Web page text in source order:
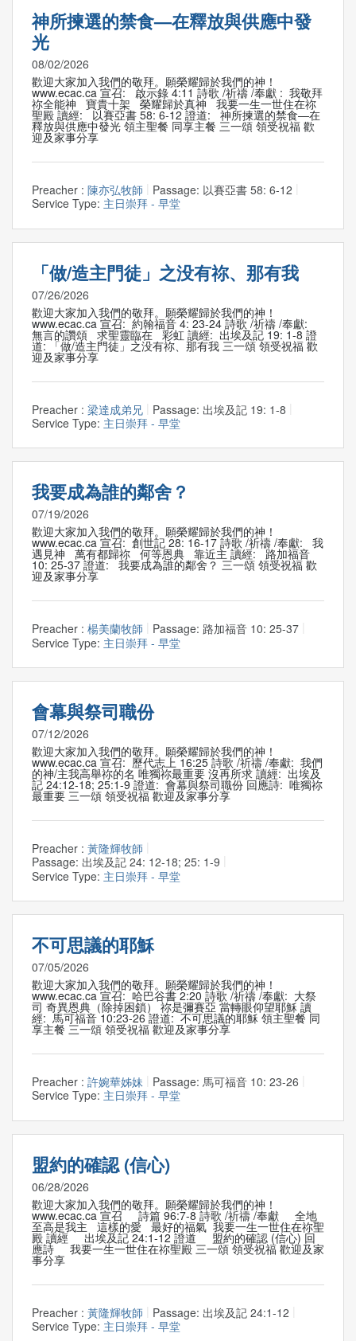
神所揀選的禁食—在釋放與供應中發
光
08/02/2026
歡迎大家加入我們的敬拜。願榮耀歸於我們的神！
www.ecac.ca 宣召: 啟示錄 4:11 詩歌 /祈禱 /奉獻 : 我敬拜
祢全能神 寶貴十架 榮耀歸於真神 我要一生一世住在祢
聖殿 讀經: 以賽亞書 58: 6-12 證道: 神所揀選的禁食—在
釋放與供應中發光 領主聖餐 同享主餐 三一頌 領受祝福 歡
迎及家事分享
Preacher : 陳亦弘牧師 Passage: 以賽亞書 58: 6-12
Service Type: 主日崇拜 - 早堂
「做/造主門徒」之没有祢、那有我
07/26/2026
歡迎大家加入我們的敬拜。願榮耀歸於我們的神！
www.ecac.ca 宣召: 約翰福音 4: 23-24 詩歌 /祈禱 /奉獻:
無言的讚頌 求聖靈臨在 彩虹 讀經: 出埃及記 19: 1-8 證
道: 「做/造主門徒」之没有祢、那有我 三一頌 領受祝福 歡
迎及家事分享
Preacher : 梁達成弟兄 Passage: 出埃及記 19: 1-8
Service Type: 主日崇拜 - 早堂
我要成為誰的鄰舍？
07/19/2026
歡迎大家加入我們的敬拜。願榮耀歸於我們的神！
www.ecac.ca 宣召: 創世記 28: 16-17 詩歌 /祈禱 /奉獻: 我
遇見神 萬有都歸祢 何等恩典 靠近主 讀經: 路加福音
10: 25-37 證道: 我要成為誰的鄰舍？ 三一頌 領受祝福 歡
迎及家事分享
Preacher : 楊美蘭牧師 Passage: 路加福音 10: 25-37
Service Type: 主日崇拜 - 早堂
會幕與祭司職份
07/12/2026
歡迎大家加入我們的敬拜。願榮耀歸於我們的神！
www.ecac.ca 宣召: 歷代志上 16:25 詩歌 /祈禱 /奉獻: 我們
的神/主我高舉祢的名 唯獨祢最重要 沒再所求 讀經: 出埃及
記 24:12-18; 25:1-9 證道: 會幕與祭司職份 回應詩: 唯獨祢
最重要 三一頌 領受祝福 歡迎及家事分享
Preacher : 黃隆輝牧師
Passage: 出埃及記 24: 12-18; 25: 1-9
Service Type: 主日崇拜 - 早堂
不可思議的耶穌
07/05/2026
歡迎大家加入我們的敬拜。願榮耀歸於我們的神！
www.ecac.ca 宣召: 哈巴谷書 2:20 詩歌 /祈禱 /奉獻: 大祭
司 奇異恩典（除掉困鎖） 祢是彌賽亞 當轉眼仰望耶穌 讀
經: 馬可福音 10:23-26 證道: 不可思議的耶穌 領主聖餐 同
享主餐 三一頌 領受祝福 歡迎及家事分享
Preacher : 許婉華姊妹 Passage: 馬可福音 10: 23-26
Service Type: 主日崇拜 - 早堂
盟約的確認 (信心)
06/28/2026
歡迎大家加入我們的敬拜。願榮耀歸於我們的神！
www.ecac.ca 宣召 詩篇 96:7-8 詩歌 /祈禱 /奉獻 全地
至高是我主 這樣的愛 最好的福氣 我要一生一世住在祢聖
殿 讀經 出埃及記 24:1-12 證道 盟約的確認 (信心) 回
應詩 我要一生一世住在祢聖殿 三一頌 領受祝福 歡迎及家
事分享
Preacher : 黃隆輝牧師 Passage: 出埃及記 24:1-12
Service Type: 主日崇拜 - 早堂